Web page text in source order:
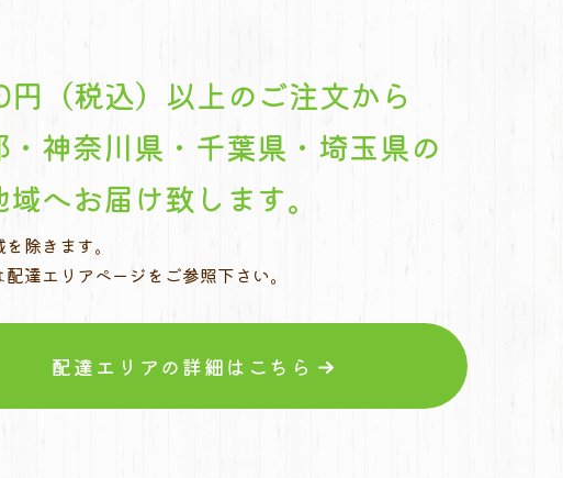
（税込）以上のご注文から
・神奈川県・千葉県・埼玉県の
へお届け致します。
除きます。
達エリアページをご参照下さい。
配達エリアの詳細はこちら